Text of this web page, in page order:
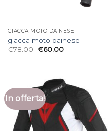
GIACCA MOTO DAINESE
giacca moto dainese
€78.00 €60.00
In offerta!